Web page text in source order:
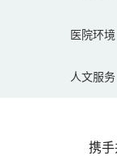
医院环境
人文服务
携手